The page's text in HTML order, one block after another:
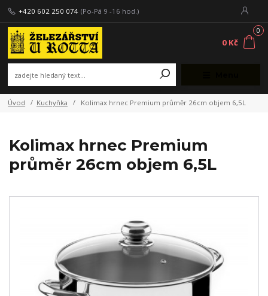
+420 602 250 074 (Po-Pá 9 -16 hod.)
0
0 Kč
Úvod Kuchyňka Kolimax hrnec Premium průměr 26cm objem 6,5L
Kolimax hrnec Premium
průměr 26cm objem 6,5L